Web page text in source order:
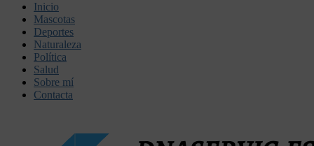
Inicio
Mascotas
Deportes
Naturaleza
Política
Salud
Sobre mí
Contacta